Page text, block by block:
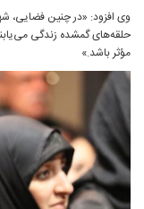
وی افزود: «در چنین فضایی،
حلقه‌های گمشده زندگی
مؤثر باشد.»